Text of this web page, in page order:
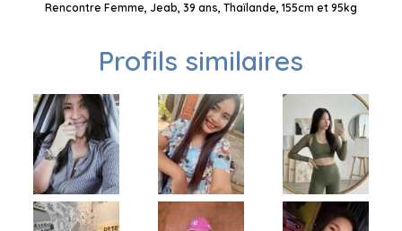
Rencontre Femme, Jeab, 39 ans, Thaïlande, 155cm et 95kg
Profils similaires